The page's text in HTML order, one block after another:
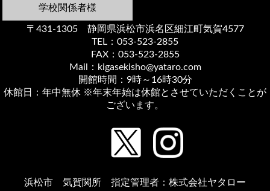
学校関係者様
〒431-1305 静岡県浜松市浜名区細江町気賀4577
TEL：053-523-2855
FAX：053-523-2855
Mail：kigasekisho@yataro.com
開館時間：9時～16時30分
休館日：年中無休 ※年末年始は休館とさせていただくことが
ございます。
浜松市 気賀関所 指定管理者：株式会社ヤタロー